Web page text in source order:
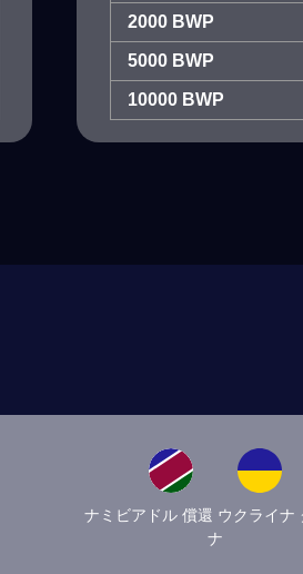
2000 BWP
5000 BWP
10000 BWP
ナミビアドル 償還 ウクライナ
ナ